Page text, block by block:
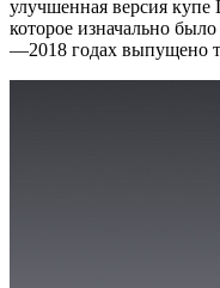
улучшенная версия купе
которое изначально
—2018 годах выпущено